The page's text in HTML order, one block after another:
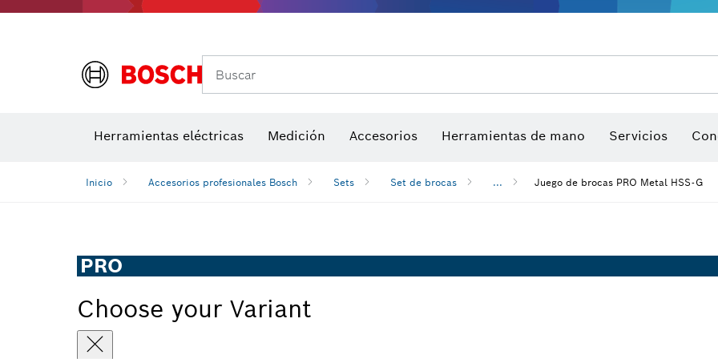
Buscar
Herramientas eléctricas Medición Accesorios Herramientas de mano Servicios
Inicio Accesorios profesionales Bosch Sets Set de brocas ... Juego de brocas PRO Metal HSS-G
PRO
Choose your Variant